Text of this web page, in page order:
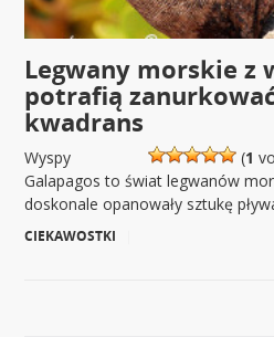
Legwany morskie z
potrafią
kwadrans
(1
Wyspy
Galapagos to świat legwanów
doskonale opanowały sztukę
CIEKAWOSTKI